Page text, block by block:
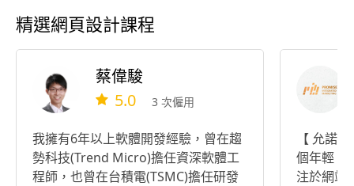
精選網頁設計課程
蔡偉駿
5.0 3 次僱用
我擁有6年以上軟體開發經驗，曾在趨
勢科技(Trend Micro)擔任資深軟體工
程師，也曾在台積電(TSMC)擔任研發
【 允諾
個年輕、
注於網站